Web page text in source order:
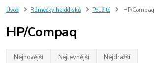
Úvod Rámečky harddisků Použité HP/Compaq
HP/Compaq
Nejnovější Nejlevnější Nejdražší